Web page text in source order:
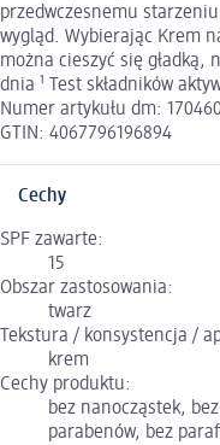
przedwczesnemu
wygląd. Wybierając Krem
można cieszyć się gładką,
dnia ¹ Test składników
Numer artykułu dm:
GTIN: 4067796196894
Cechy
SPF zawarte:
15
Obszar zastosowania:
twarz
Tekstura / konsystencja /
krem
Cechy produktu:
bez nanocząstek,
parabenów, bez